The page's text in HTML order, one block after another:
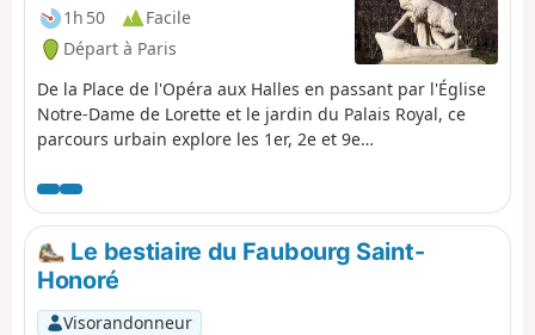
1h 50
Facile
Départ à Paris
De la Place de l'Opéra aux Halles en passant par l'Église
Notre-Dame de Lorette et le jardin du Palais Royal, ce
parcours urbain explore les 1er, 2e et 9e
représentations animalières.
Le bestiaire du Faubourg Saint-
Honoré
Visorandonneur